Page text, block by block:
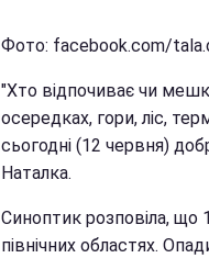
Фото: facebook.com/
"Хто відпочиває чи
осередках, гори, ліс,
сьогодні (12 червня)
Наталка.
Синоптик розповіла, що
північних областях.